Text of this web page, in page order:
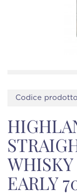
Codice prodotto
EARLY